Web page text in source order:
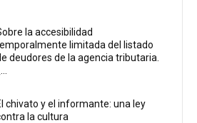
la accesibilidad
limitada del listado
deudores de la agencia tributaria.
chivato y el informante: una ley
la cultura